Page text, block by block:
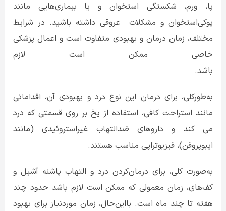
پا، ورم، شکستگی استخوان و یا بیماری‌هایی مانند
پوکی‌استخوان و مشکلات عروقی داشته باشید. در شرایط
مختلف، زمان درمان و بهبودی متفاوت است و اعمال پزشکی
خاصی ممکن است لازم
به‌طورکلی، برای درمان این نوع درد و بهبودی آن، اقداماتی
مانند استراحت کافی، استفاده از یخ‌ بر روی قسمتی که درد
می کند و داروهای ضدالتهاب غیراستروئیدی (مانند
ایبوپروفن)، فیزیوتراپی مناسب هستند.
به‌صورت کلی، برای درمان‌کردن درد و التهاب پاشنه آشیل و
کف‌های، زمان معمولی که ممکن است لازم باشد حدود چند
هفته تا چند ماه است. بااین‌حال، زمان موردنیاز برای بهبود